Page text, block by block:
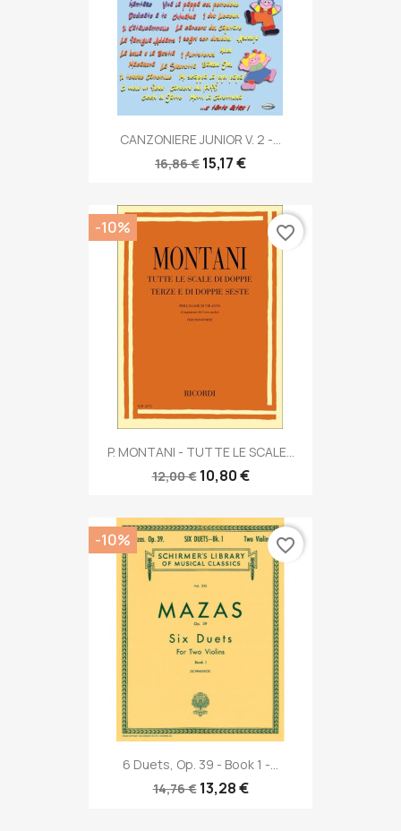
CANZONIERE JUNIOR V. 2 -...
16,86 € 15,17 €
P. MONTANI - TUTTE LE SCALE...
12,00 € 10,80 €
-10% favorite_border
6 Duets, Op. 39 - Book 1 -...
14,76 € 13,28 €
-10% favorite_border